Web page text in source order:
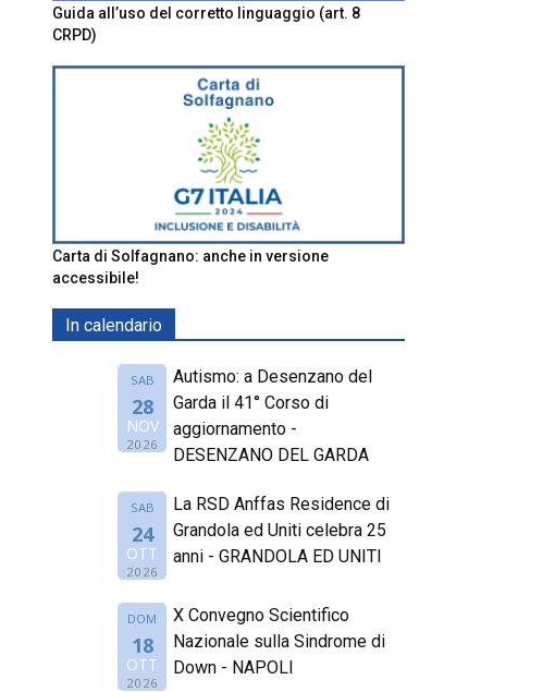
Guida all’uso del corretto linguaggio (art. 8
CRPD)
Carta di Solfagnano: anche in versione
accessibile!
In calendario
SAB
28
NOV
2026
Autismo: a Desenzano del
Garda il 41° Corso di
aggiornamento -
DESENZANO DEL GARDA
SAB
24
OTT
2026
La RSD Anffas Residence di
Grandola ed Uniti celebra 25
anni - GRANDOLA ED UNITI
DOM
18
OTT
2026
X Convegno Scientifico
Nazionale sulla Sindrome di
Down - NAPOLI